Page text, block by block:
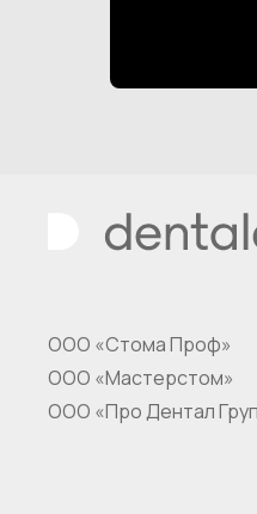
ООО «Стома Проф»
ООО «Мастерстом»
ООО «Про Дентал